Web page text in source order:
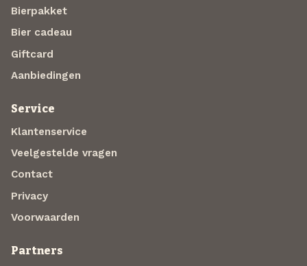
Bierpakket
Bier cadeau
Giftcard
Aanbiedingen
Service
Klantenservice
Veelgestelde vragen
Contact
Privacy
Voorwaarden
Partners